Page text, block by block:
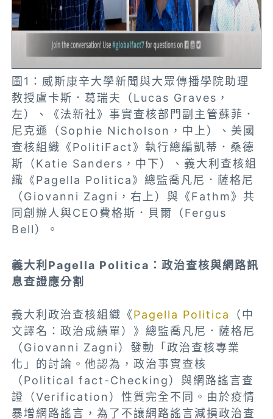
圖1：威斯康辛大學新聞與大眾傳播學院助理
教授盧卡斯．葛瑞夫（Lucas Graves，
左）、《法新社》事實查核部門副主管蘇菲．
尼克遜（Sophie Nicholson，中上）、美國
查核組織《PolitiFact》執行總編凱蒂．桑德
斯（Katie Sanders，中下）、義大利查核組
織《Pagella Politica》總監喬凡尼．薩格尼
（Giovanni Zagni，右上）與《Fathm》共
同創辦人與CEO費格斯．貝爾（Fergus
Bell）。
義大利Pagella Politica：政治查核與網路訊
息查證應分割
義大利政治查核組織《Pagella Politica
（中
文譯名：政治成績單）》總監喬凡尼．薩格尼
（Giovanni Zagni）發動「政治查核專業
化」的討論。他認為，政治事實查核
（Political fact-Checking）與網路謠言查
證（Verification）性質完全不同。由於疫情
暴增網路謠言，為了不讓網路謠言減損政治查